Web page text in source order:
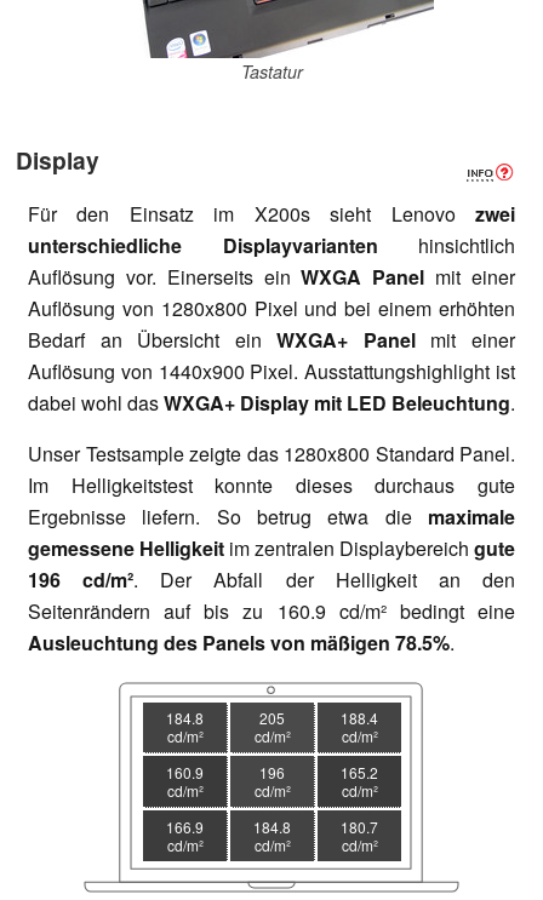
Tastatur
Display
Für den Einsatz im X200s sieht Lenovo zwei
unterschiedliche Displayvarianten hinsichtlich
Auflösung vor. Einerseits einWXGA Panel mit einer
Auflösung von 1280x800 Pixel und bei einem erhöhten
Bedarf an Übersicht einWXGA+ Panel mit einer
Auflösung von 1440x900 Pixel. Ausstattungshighlight ist
dabei wohl dasWXGA+ Display mit LED Beleuchtung.
Unser Testsample zeigte das 1280x800 Standard Panel.
Im Helligkeitstest konnte dieses durchaus gute
Ergebnisse liefern. So betrug etwa die maximale
gemessene Helligkeit im zentralen Displaybereich gute
196 cd/m². Der Abfall der Helligkeit an den
Seitenrändern auf bis zu 160.9 cd/m² bedingt eine
Ausleuchtung des Panels von mäßigen 78.5%.
184.8
cd/m²
205
cd/m²
188.4
cd/m²
160.9
cd/m²
196
cd/m²
165.2
cd/m²
166.9
cd/m²
184.8
cd/m²
180.7
cd/m²